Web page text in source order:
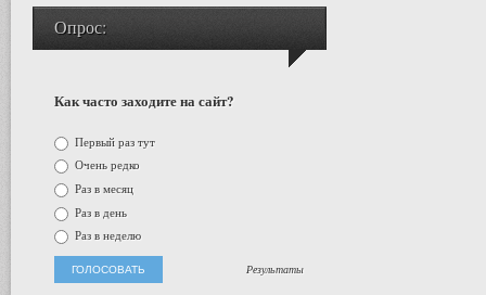
Опрос:
Как часто заходите на сайт?
Первый раз тут
Очень редко
Раз в месяц
Раз в день
Раз в неделю
Результаты